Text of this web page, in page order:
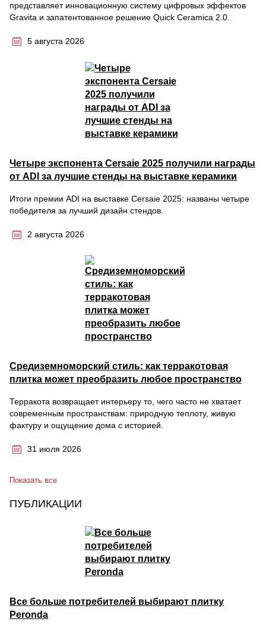
представляет инновационную систему цифровых эффектов
Gravita и запатентованное решение Quick Ceramica 2.0.
5 августа 2026
Четыре экспонента Cersaie 2025 получили награды
от ADI за лучшие стенды на выставке керамики
Итоги премии ADI на выставке Cersaie 2025: названы четыре
победителя за лучший дизайн стендов.
2 августа 2026
Средиземноморский стиль: как терракотовая
плитка может преобразить любое пространство
Терракота возвращает интерьеру то, чего часто не хватает
современным пространствам: природную теплоту, живую
фактуру и ощущение дома с историей.
31 июля 2026
Показать все
ПУБЛИКАЦИИ
Все больше потребителей выбирают плитку
Peronda